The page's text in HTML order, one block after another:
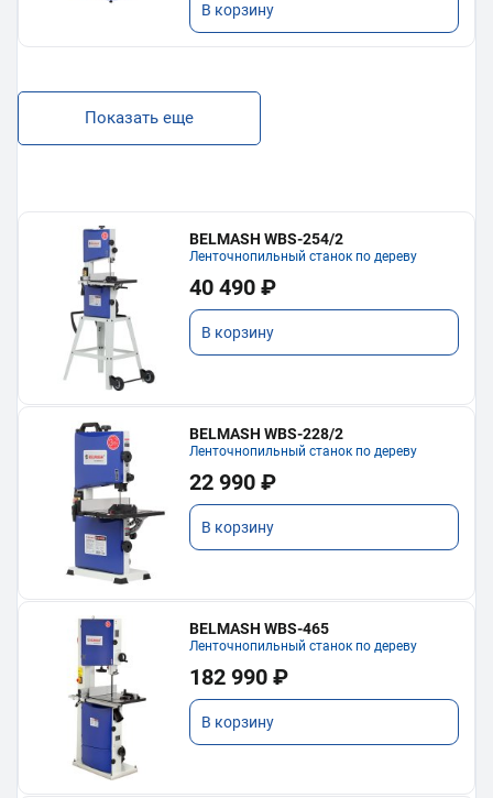
В корзину
Показать еще
BELMASH WBS-254/2
Ленточнопильный станок по дереву
40 490 ₽
В корзину
BELMASH WBS-228/2
Ленточнопильный станок по дереву
22 990 ₽
В корзину
BELMASH WBS-465
Ленточнопильный станок по дереву
182 990 ₽
В корзину